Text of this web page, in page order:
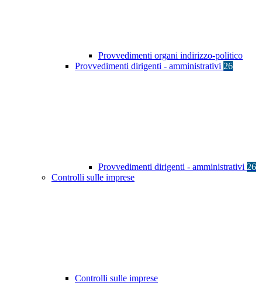
Provvedimenti organi indirizzo-politico
Provvedimenti dirigenti - amministrativi 26
Provvedimenti dirigenti - amministrativi 26
Controlli sulle imprese
Controlli sulle imprese